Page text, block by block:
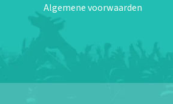
Algemene voorwaarden